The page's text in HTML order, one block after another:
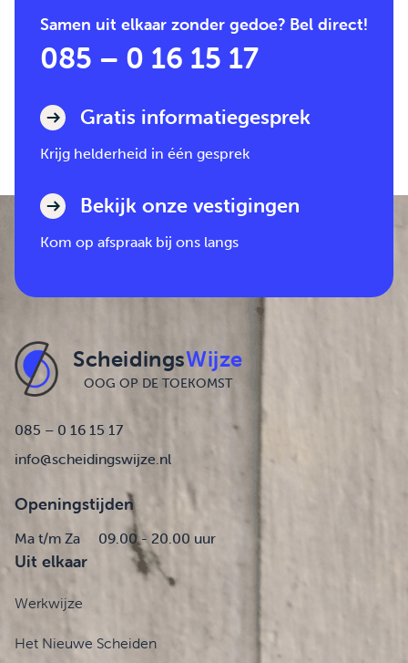
Samen uit elkaar zonder gedoe? Bel direct!
085 – 0 16 15 17
Gratis informatiegesprek
Krijg helderheid in één gesprek
Bekijk onze vestigingen
Kom op afspraak bij ons langs
ScheidingsWijze
OOG OP DE TOEKOMST
085 – 0 16 15 17
info@scheidingswijze.nl
Openingstijden
Ma t/m Za 09.00 - 20.00 uur
Uit elkaar
Werkwijze
Het Nieuwe Scheiden